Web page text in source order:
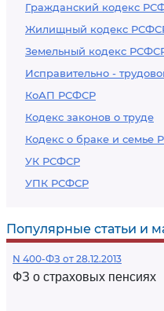
Гражданский кодекс
Жилищный кодекс
Земельный кодекс
Исправительно -
КоАП РСФСР
Кодекс законов о труде
Кодекс о браке и семье
УК РСФСР
УПК РСФСР
Популярные статьи и
N 400-ФЗ от 28.12.2013
ФЗ о страховых пенсиях